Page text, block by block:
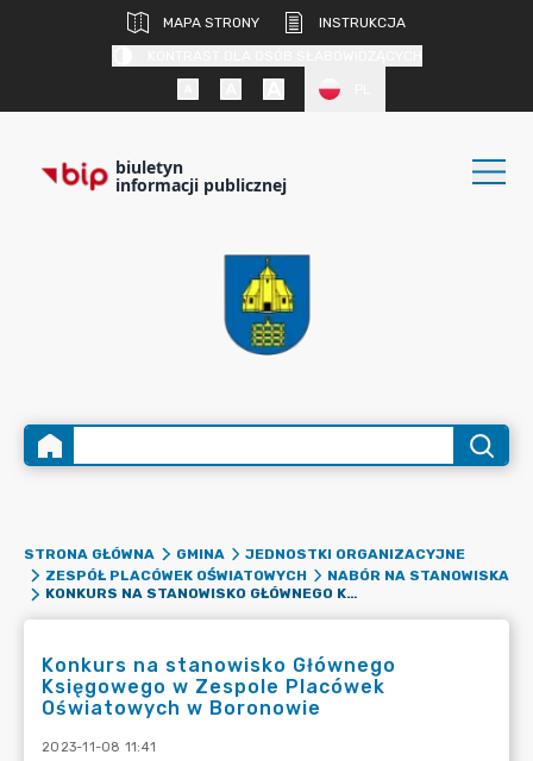
MAPA STRONY
INSTRUKCJA
biuletyn
informacji publicznej
STRONA GŁÓWNA GMINA
JEDNOSTKI ORGANIZACYJNE
ZESPÓŁ PLACÓWEK OŚWIATOWYCH
NABÓR NA STANOWISKA
KONKURS NA STANOWISKO GŁÓWNEGO KSIĘGOWEGO W ZESPOLE PLACÓWEK OŚWIATOWYCH W BORONOWIE
Konkurs na stanowisko Głównego
Księgowego w Zespole Placówek
Oświatowych w Boronowie
2023-11-08 11:41